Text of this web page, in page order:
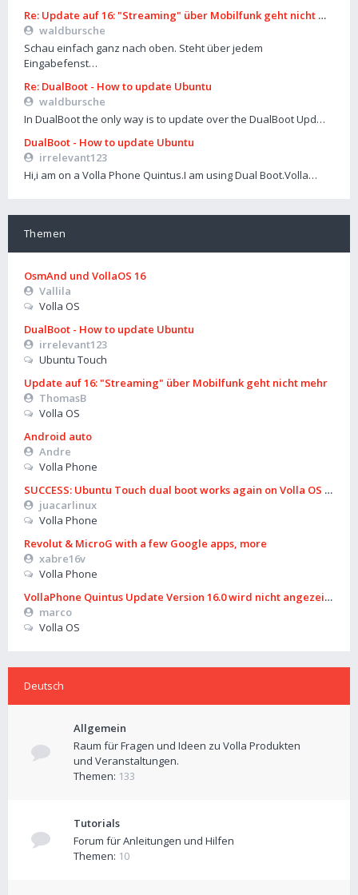
Re: Update auf 16: "Streaming" über Mobilfunk geht nicht mehr
waldbursche
Schau einfach ganz nach oben. Steht über jedem
Eingabefenst…
Re: DualBoot - How to update Ubuntu
waldbursche
In DualBoot the only way is to update over the DualBoot Upd…
DualBoot - How to update Ubuntu
irrelevant123
Hi,i am on a Volla Phone Quintus.I am using Dual Boot.Volla…
Themen
OsmAnd und VollaOS 16
Vallila
Volla OS
DualBoot - How to update Ubuntu
irrelevant123
Ubuntu Touch
Update auf 16: "Streaming" über Mobilfunk geht nicht mehr
ThomasB
Volla OS
Android auto
Andre
Volla Phone
SUCCESS: Ubuntu Touch dual boot works again on Volla OS 16
juacarlinux
Volla Phone
Revolut & MicroG with a few Google apps, more
xabre16v
Volla Phone
VollaPhone Quintus Update Version 16.0 wird nicht angezeigt
marco
Volla OS
Deutsch
Allgemein
Raum für Fragen und Ideen zu Volla Produkten
und Veranstaltungen.
Themen: 133
Tutorials
Forum für Anleitungen und Hilfen
Themen: 10